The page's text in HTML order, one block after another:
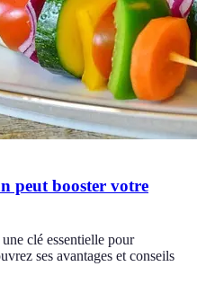
peut booster votre
clé essentielle pour
ses avantages et conseils